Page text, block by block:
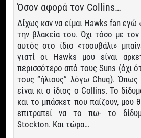
Όσον αφορά τον Collins…
Δίχως καν να είμαι Hawks fan εγώ
την βλακεία του. Όχι τόσο με
αυτός στο ίδιο «τσουβάλι»
γιατί οι Hawks μου είναι
περισσότερο από τους Suns (όχι
τους “ήλιους” λόγω Chuq). Όπως
είναι κι ο ίδιος ο Collins. Το
και το μπάσκετ που παίζουν, μου
επιτραπεί να το πω- το
Stockton. Και τώρα…